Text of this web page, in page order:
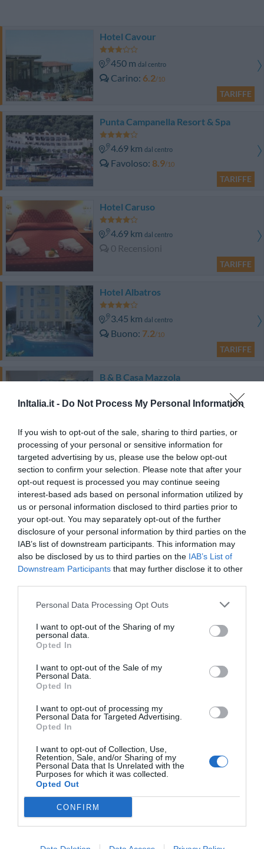
InItalia.it - Do Not Process My Personal Information
If you wish to opt-out of the sale, sharing to third parties, or
processing of your personal or sensitive information for
targeted advertising by us, please use the below opt-out
section to confirm your selection. Please note that after your
opt-out request is processed you may continue seeing
interest-based ads based on personal information utilized by
us or personal information disclosed to third parties prior to
your opt-out. You may separately opt-out of the further
disclosure of your personal information by third parties on the
IAB’s list of downstream participants. This information may
also be disclosed by us to third parties on the IAB’s List of
Downstream Participants that may further disclose it to other
Personal Data Processing Opt Outs
I want to opt-out of the Sharing of my
personal data.
Opted In
I want to opt-out of the Sale of my
Personal Data.
Opted In
I want to opt-out of processing my
Personal Data for Targeted Advertising.
Opted In
I want to opt-out of Collection, Use,
Retention, Sale, and/or Sharing of my
Personal Data that Is Unrelated with the
Purposes for which it was collected.
Opted Out
CONFIRM
Hotel Cavour
450 m dal centro
Carino 6.2/10
TARIFFE
Punta Campanella Resort & Spa
4.69 km dal centro
Favoloso 8.9/10
TARIFFE
Hotel Caruso
4.69 km dal centro
0 Recensioni
TARIFFE
Hotel Albatros
3.45 km dal centro
Buono 7.2/10
TARIFFE
B & B Casa Mazzola
0 Recensioni
TARIFFE
Relais Francesca
3.52 km
0 Recensioni
TARIFFE
Bellaria Relais
4.37 kmdal centro
0 Recensioni
TARIFFE
Santa Elisabetta
Gli Ulivi
0 Recensioni
9.19 km
Eccezionale 9.9/10